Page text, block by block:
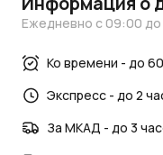
Ежедневно с 09:00
Ко времени - до
Экспресс - до 2
За МКАД - до 3